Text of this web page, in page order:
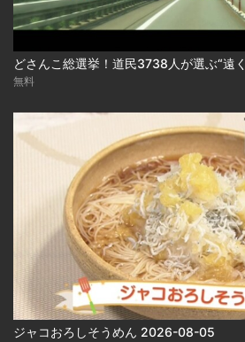
無料
ジャコおろしそうめん 2026-08-05